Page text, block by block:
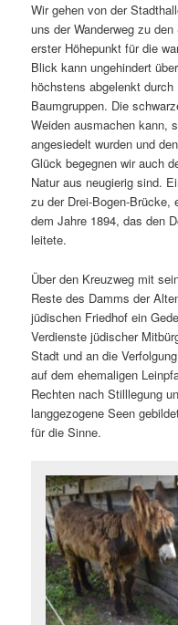
Wir gehen von der
uns der Wanderweg zu
erster Höhepunkt für die
Blick kann ungehindert
höchstens abgelenkt
Baumgruppen. Die
Weiden ausmachen kann,
angesiedelt wurden und
Glück begegnen wir auch
Natur aus neugierig sind.
zu der Drei-Bogen-Brücke,
dem Jahre 1894, das den
leitete.
Über den Kreuzweg mit
Reste des Damms der
jüdischen Friedhof ein
Verdienste jüdischer
Stadt und an die
auf dem ehemaligen
Rechten nach Stilllegung
langgezogene Seen
für die Sinne.